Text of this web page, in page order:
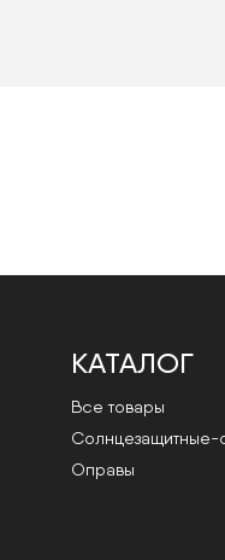
КАТАЛОГ
Все товары
Cолнцезащитные-
Оправы